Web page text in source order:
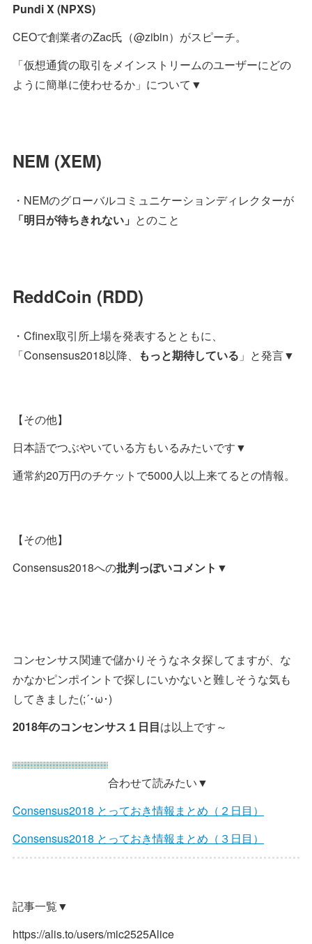
Pundi X (NPXS)
CEOで創業者のZac氏（@zibin）がスピーチ。
「仮想通貨の取引をメインストリームのユーザーにどの
ように簡単に使わせるか」について▼
NEM (XEM)
・NEMのグローバルコミュニケーションディレクターが
「明日が待ちきれない」 とのこと
ReddCoin (RDD)
・Cfinex取引所上場を発表するとともに、
「Consensus2018以降、
もっと期待している 」と発言▼
【その他】
日本語でつぶやいている方もいるみたいです▼
通常約20万円のチケットで5000人以上来てるとの情報。
【その他】
Consensus2018への批判っぽいコメント ▼
コンセンサス関連で儲かりそうなネタ探してますが、な
かなかピンポイントで探しにいかないと難しそうな気も
してきました(;´･ω･)
2018年のコンセンサス１日目は以上です～
合わせて読みたい▼
Consensus2018 とっておき情報まとめ（２日目）
Consensus2018 とっておき情報まとめ（３日目）
記事一覧▼
https://alis.to/users/mic2525Alice